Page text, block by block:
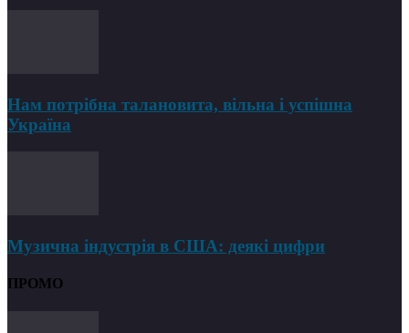
Нам потрібна талановита, вільна і успішна
Україна
Музична індустрія в США: деякі цифри
ПРОМО